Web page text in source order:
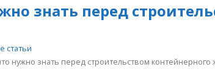
знать перед
статьи
нужно знать перед строительством контейнерного